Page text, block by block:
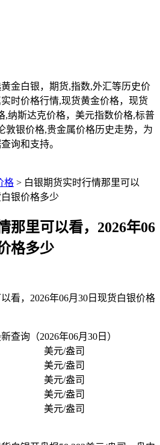
金白银，期货,指数,外汇等历史价
时价格行情,现货黄金价格，现货
,纳斯达克价格，美元指数价格,标普
敦银价格,贵金属价格历史走势，为
询和支持。
格 > 白银期货实时行情那里可以
银价格多少
那里可以看，2026年06
格多少
看，2026年06月30日现货白银价格
查询（2026年06月30日）
美元/盎司
美元/盎司
美元/盎司
美元/盎司
美元/盎司